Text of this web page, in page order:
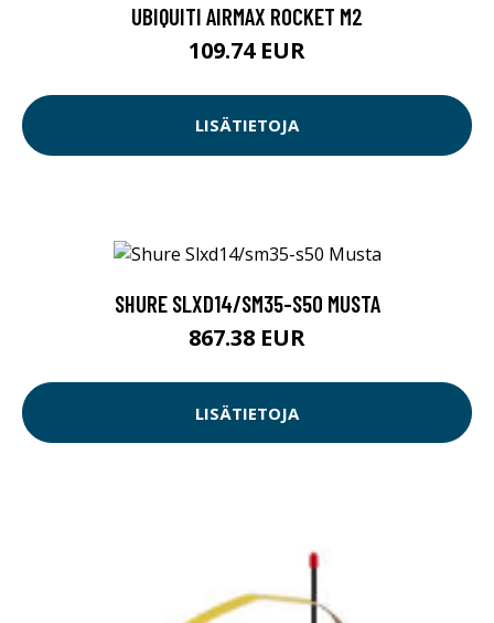
UBIQUITI AIRMAX ROCKET M2
109.74 EUR
LISÄTIETOJA
SHURE SLXD14/SM35-S50 MUSTA
867.38 EUR
LISÄTIETOJA